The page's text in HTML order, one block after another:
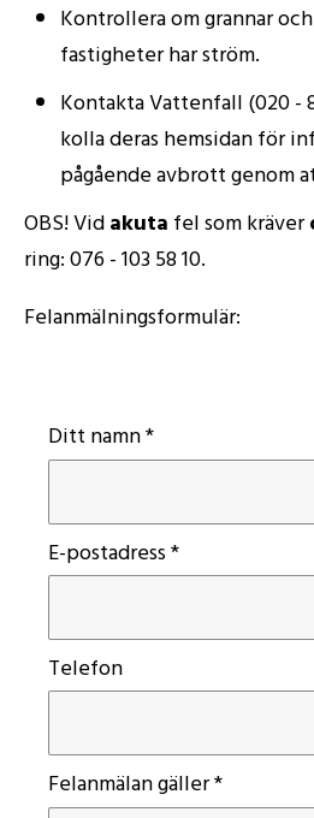
Kontrollera om grannar
fastigheter har ström.
Kontakta Vattenfall (020 -
kolla deras hemsidan för
pågående avbrott genom
OBS! Vidakutafel som kräver
ring: 076 - 103 58 10.
Felanmälningsformulär:
Ditt namn *
E-postadress *
Telefon
Felanmälan gäller *